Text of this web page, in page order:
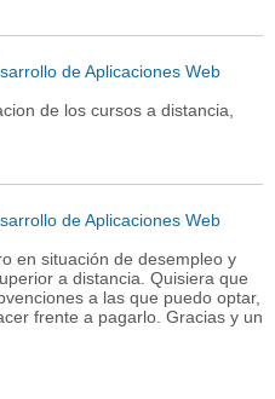
de Aplicaciones Web
de los cursos a distancia,
de Aplicaciones Web
en situación de desempleo y
a distancia. Quisiera que
a las que puedo optar,
frente a pagarlo. Gracias y un